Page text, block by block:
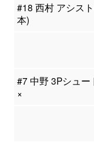
#18 西村 アシス
本)
#7 中野 3Pシュー
×